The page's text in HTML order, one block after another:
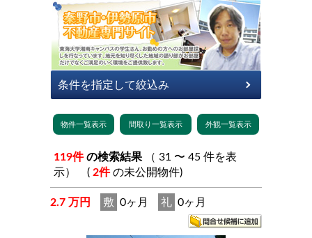
119件 の検索結果
示） ( 2件 の未公開物件)
2.7 万円 敷 0ヶ月 礼 0ヶ月